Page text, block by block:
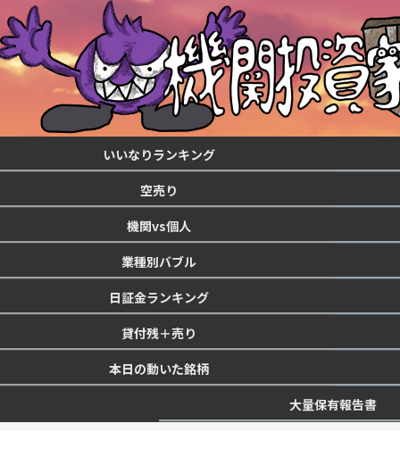
いいなりランキング
空売り
機関vs個人
業種別バブル
日証金ランキング
貸付残＋売り
本日の動いた銘柄
大量保有報告書